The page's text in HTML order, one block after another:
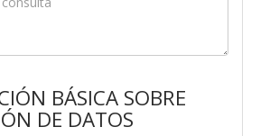
BÁSICA SOBRE
DE DATOS